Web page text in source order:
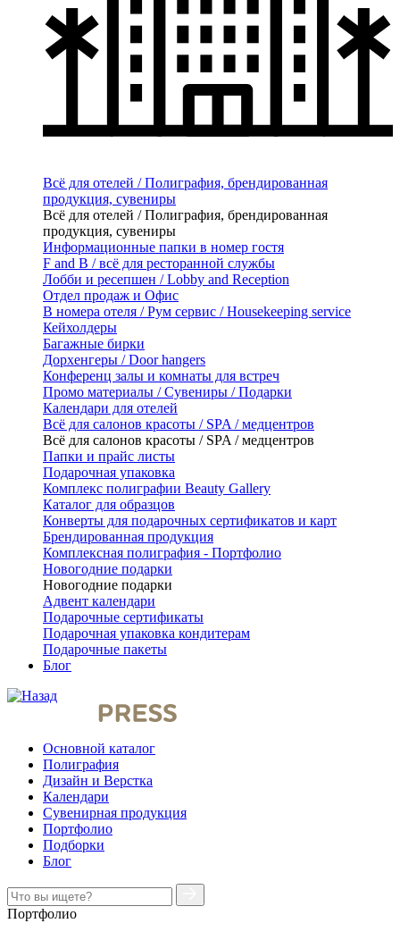
Всё для отелей / Полиграфия, брендированная
продукция, сувениры
Всё для отелей / Полиграфия, брендированная
продукция, сувениры
Информационные папки в номер гостя
F and B / всё для ресторанной службы
Лобби и ресепшен / Lobby and Reception
Отдел продаж и Офис
В номера отеля / Рум сервис / Housekeeping service
Кейхолдеры
Багажные бирки
Дорхенгеры / Door hangers
Конференц залы и комнаты для встреч
Промо материалы / Сувениры / Подарки
Календари для отелей
Всё для салонов красоты / SPA / медцентров
Всё для салонов красоты / SPA / медцентров
Папки и прайс листы
Подарочная упаковка
Комплекс полиграфии Beauty Gallery
Каталог для образцов
Конверты для подарочных сертификатов и карт
Брендированная продукция
Комплексная полиграфия - Портфолио
Новогодние подарки
Новогодние подарки
Адвент календари
Подарочные сертификаты
Подарочная упаковка кондитерам
Подарочные пакеты
Блог
Основной каталог
Полиграфия
Дизайн и Верстка
Календари
Сувенирная продукция
Портфолио
Подборки
Блог
Портфолио